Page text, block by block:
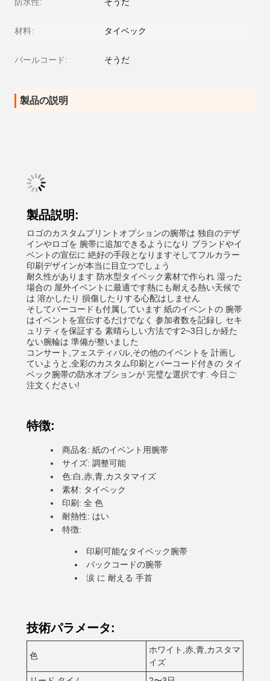
材料: タイベック
バールコード: そうだ
製品の説明
製品説明:
ロゴのカスタムプリントオプションの腕帯は 独自のデザ
インやロゴを 腕帯に追加できるようになり ブランドやイ
ベントの宣伝に 絶好の手段となりますそしてフルカラー
印刷デザインが本当に目立つでしょう
耐久性があります 防水型タイベック素材で作られ 湿った
場合の 屋外イベントに最適です熱にも耐える熱い天候で
は 溶かしたり 損傷したりする心配はしません
そしてバーコードも付属しています 紙のイベントの 腕帯
はイベントを宣伝するだけでなく 参加者数を記録し セキ
ュリティを保証する 素晴らしい方法です2~3日しか経た
ない腕輪は 準備が整いました
コンサート,フェスティバル,その他のイベントを 計画し
ていようと,全彩のカスタム印刷とバーコード付きの タイ
ベック腕帯の防水オプションが 完璧な選択です. 今日ご
注文ください!
特徴:
商品名: 紙のイベント用腕帯
サイズ: 調整可能
色:白,赤,青,カスタマイズ
素材: タイベック
印刷: 全 色
耐熱性: はい
特徴:
印刷可能なタイベック腕帯
バックコードの腕帯
涙 に 耐える 手首
技術パラメータ:
色
ホワイト,赤,青,カスタマ
イズ